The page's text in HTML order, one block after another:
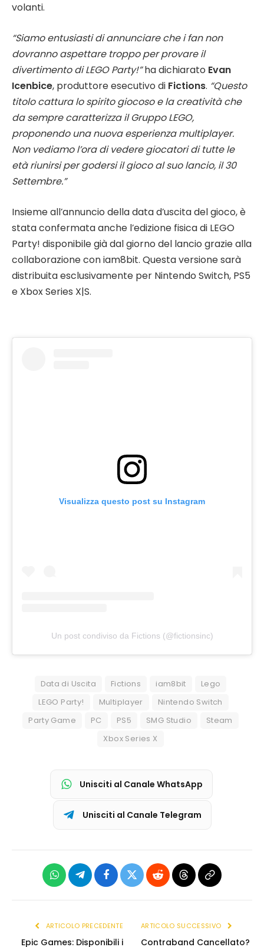
volanti.
“Siamo entusiasti di annunciare che i fan non
dovranno aspettare troppo per provare il
divertimento di LEGO Party!”ha dichiarato Evan
Icenbice, produttore esecutivo di Fictions. “Questo
titolo cattura lo spirito giocoso e la creatività che
da sempre caratterizza il Gruppo LEGO,
proponendo una nuova esperienza multiplayer.
Non vediamo l’ora di vedere giocatori di tutte le
età riunirsi per godersi il gioco al suo lancio, il 30
Settembre.”
Insieme all’annuncio della data d’uscita del gioco, è
stata confermata anche l’edizione fisica di LEGO
Party! disponibile già dal giorno del lancio grazie alla
collaborazione con iam8bit. Questa versione sarà
distribuita esclusivamente per Nintendo Switch, PS5
e Xbox Series X|S.
Visualizza questo post su Instagram
Un post condiviso da Fictions (@fictionsinc)
Data di Uscita Fictions iam8bit
Lego
LEGO Party!
Multiplayer
Nintendo Switch
Party Game
PC PS5 SMG Studio
Steam
Xbox Series X
Unisciti al Canale WhatsApp
Unisciti al Canale Telegram
WhatsAppTelegramFacebook
X
RedditThreadsCopia
ARTICOLO PRECEDENTE
Epic Games: Disponibili i
ARTICOLO SUCCESSIVO
Contraband Cancellato?